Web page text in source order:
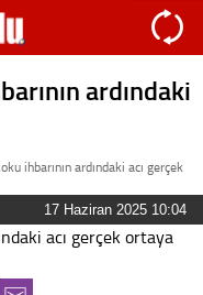
ardındaki
ihbarının ardındaki acı gerçek
17 Haziran 2025 10:04